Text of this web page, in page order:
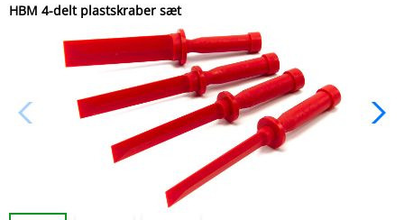
HBM 4-delt plastskraber sæt